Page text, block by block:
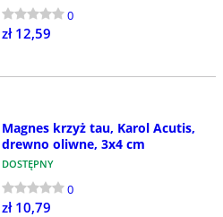
0
zł 12,59
Magnes krzyż tau, Karol Acutis,
drewno oliwne, 3x4 cm
DOSTĘPNY
0
zł 10,79